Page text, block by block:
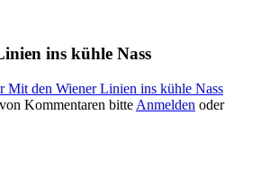
ins kühle Nass
Mit den Wiener Linien ins kühle Nass
Kommentaren bitte Anmelden oder